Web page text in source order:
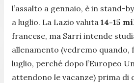
l’assalto a gennaio, è in stand-
a luglio. La Lazio valuta 14-15
francese, ma Sarri intende
allenamento (vedremo quando,
luglio, perché dopo l’Europeo
attendono le vacanze) prima di